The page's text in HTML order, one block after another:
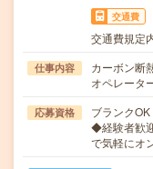
交通費
交通費規定
仕事内容
カーボン断
オペレータ
応募資格
ブランク
◆経験者歓
で気軽にオ